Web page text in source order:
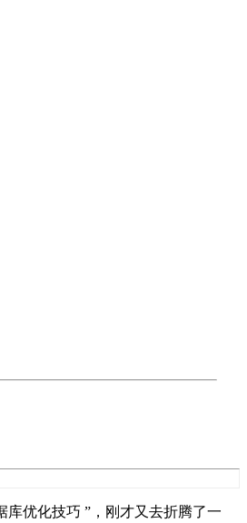
库优化技巧 ”，刚才又去折腾了一